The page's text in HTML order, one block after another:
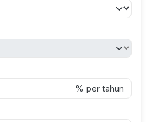
% per tahun